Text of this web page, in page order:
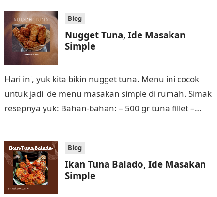
Blog
Nugget Tuna, Ide Masakan
Simple
Hari ini, yuk kita bikin nugget tuna. Menu ini cocok
untuk jadi ide menu masakan simple di rumah. Simak
resepnya yuk: Bahan-bahan: – 500 gr tuna fillet –…
Blog
Ikan Tuna Balado, Ide Masakan
Simple